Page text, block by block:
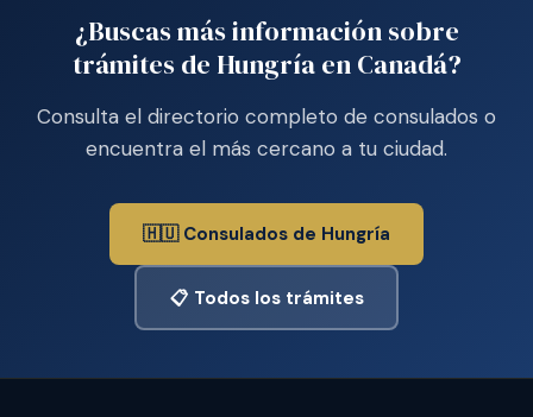
¿Buscas más información sobre
trámites de Hungría en Canadá?
Consulta el directorio completo de consulados o
encuentra el más cercano a tu ciudad.
🇭🇺 Consulados de Hungría
📋 Todos los trámites